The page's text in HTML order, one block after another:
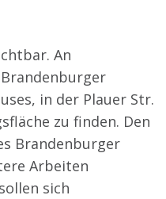
An
in der Plauer Str.
zu finden. Den
Brandenburger
Arbeiten
sich